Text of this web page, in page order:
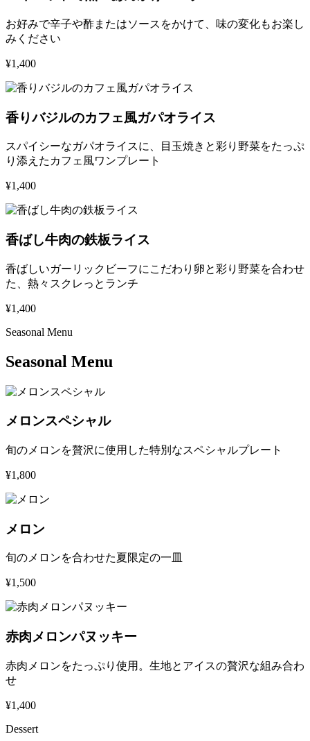
お好みで辛子や酢またはソースをかけて、味の変化もお楽し
みください
¥1,400
香りバジルのカフェ風ガパオライス
スパイシーなガパオライスに、目玉焼きと彩り野菜をたっぷ
り添えたカフェ風ワンプレート
¥1,400
香ばし牛肉の鉄板ライス
香ばしいガーリックビーフにこだわり卵と彩り野菜を合わせ
た、熱々スクレっとランチ
¥1,400
Seasonal Menu
Seasonal Menu
メロンスペシャル
旬のメロンを贅沢に使用した特別なスペシャルプレート
¥1,800
メロン
旬のメロンを合わせた夏限定の一皿
¥1,500
赤肉メロンパヌッキー
赤肉メロンをたっぷり使用。生地とアイスの贅沢な組み合わ
せ
¥1,400
Dessert